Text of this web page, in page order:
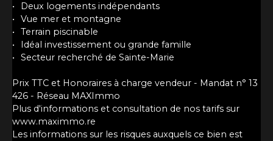
Deux logements indépendants
Vue mer et montagne
Terrain piscinable
Idéal investissement ou grande famille
Secteur recherché de Sainte-Marie
Prix TTC et Honoraires à charge vendeur - Mandat n° 13
426 - Réseau MAXImmo
Plus d'informations et consultation de nos tarifs sur
www.maximmo.re
Les informations sur les risques auxquels ce bien est